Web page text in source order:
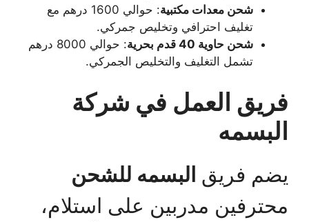
شحن معدات مكتبية
: حوالي 1600 درهم مع
تغليف احترافي وتخليص جمركي.
شحن حاوية 40 قدم بحرية
: حوالي 8000 درهم
تشمل التغليف والتخليص الجمركي.
فريق العمل في شركة
البسمه
يضم فريق البسمه للشحن
محترفين مدربين على استلام،